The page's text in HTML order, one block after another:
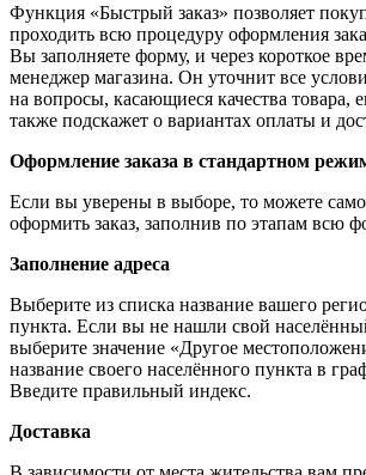
Функция «Быстрый заказ» позволяет
проходить всю процедуру оформления
Вы заполняете форму, и через короткое
менеджер магазина. Он уточнит все
на вопросы, касающиеся качества товара,
также подскажет о вариантах оплаты и
Оформление заказа в стандартном
Если вы уверены в выборе, то можете
оформить заказ, заполнив по этапам всю
Заполнение адреса
Выберите из списка название вашего
пункта. Если вы не нашли свой
выберите значение «Другое
название своего населённого пункта в
Введите правильный индекс.
Доставка